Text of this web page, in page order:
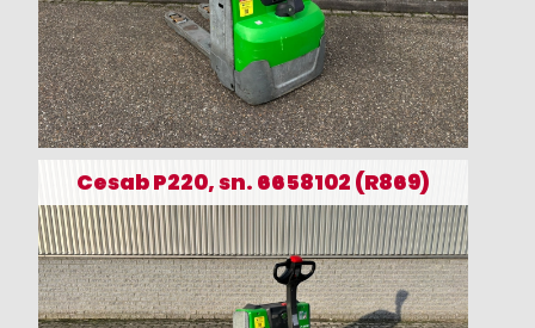
Cesab P220, sn. 6658102 (R869)